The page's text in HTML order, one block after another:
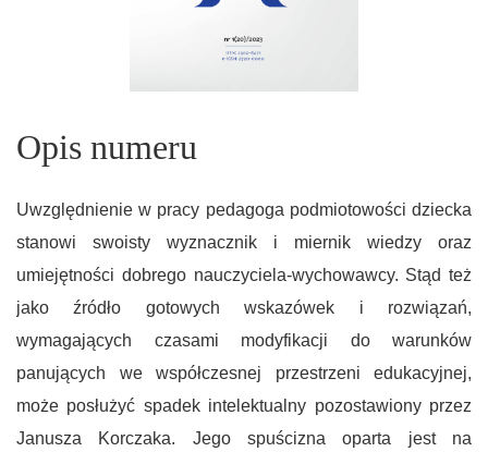
Opis numeru
Uwzględnienie w pracy pedagoga podmiotowości dziecka
stanowi swoisty wyznacznik i miernik wiedzy oraz
umiejętności dobrego nauczyciela-wychowawcy. Stąd też
jako źródło gotowych wskazówek i rozwiązań,
wymagających czasami modyfikacji do warunków
panujących we współczesnej przestrzeni edukacyjnej,
może posłużyć spadek intelektualny pozostawiony przez
Janusza Korczaka. Jego spuścizna oparta jest na